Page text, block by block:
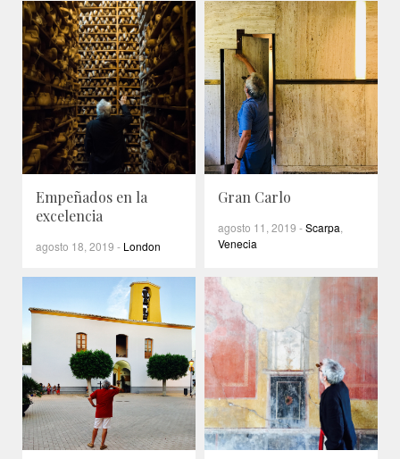
Empeñados en la
excelencia
agosto 18, 2019 - London
Gran Carlo
agosto 11, 2019 -Scarpa
Venecia